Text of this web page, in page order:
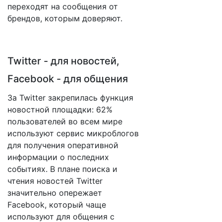
переходят на сообщения от
брендов, которым доверяют.
Twitter - для новостей,
Facebook - для общения
За Twitter закрепилась функция
новостной площадки: 62%
пользователей во всем мире
используют сервис микроблогов
для получения оперативной
информации о последних
событиях. В плане поиска и
чтения новостей Twitter
значительно опережает
Facebook, который чаще
используют для общения с